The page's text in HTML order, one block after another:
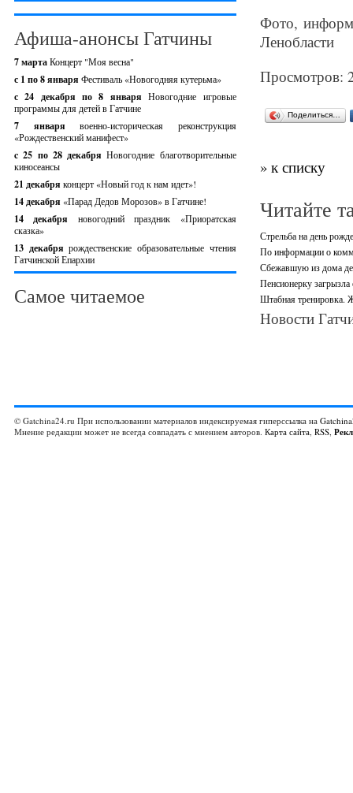
Афиша-анонсы Гатчины
7 мартаКонцерт "Моя весна"
с 1 по 8 января Фестиваль «Новогодняя кутерьма»
с 24 декабря по 8 январяНовогодние игровые
программы для детей в Гатчине
7 январявоенно-историческая реконструкция
«Рождественский манифест»
c 25 по 28 декабряНовогодние благотворительные
киносеансы
21 декабря концерт «Новый год к нам идет»!
14 декабря «Парад Дедов Морозов» в Гатчине!
14 декабря новогодний праздник «Приоратская
сказка»
13 декабрярождественские образовательные чтения
Гатчинской Епархии
Самое читаемое
Фото,
Ленобласти
Просмотров:
Поделиться…
» к списку
Читайте
Стрельба на день
По информации о
Сбежавшую из дома
Пенсионерку загрызла
Штабная тренировка.
Новости
© Gatchina24.ru При использовании материалов индексируемая гиперссылка на
Мнение редакции может не всегда совпадать с мнением авторов. Карта сайта, RSS,